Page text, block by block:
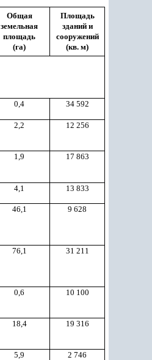
Общая
земельная
площадь
(га)
Площадь
зданий и
сооружений
(кв. м)
0,4 34 592
2,2 12 256
1,9 17 863
4,1 13 833
46,1 9 628
76,1 31 211
0,6 10 100
18,4 19 316
5,9 2 746